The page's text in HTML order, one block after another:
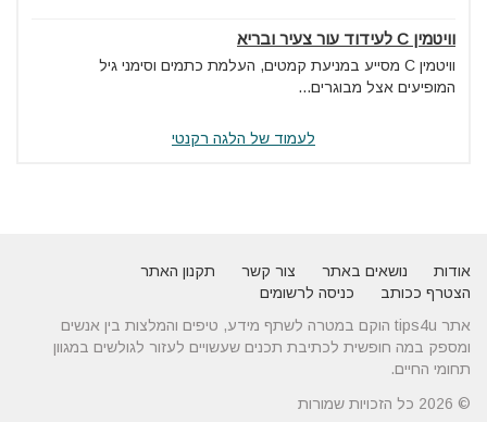
וויטמין C לעידוד עור צעיר ובריא
וויטמין C מסייע במניעת קמטים, העלמת כתמים וסימני גיל
המופיעים אצל מבוגרים...
לעמוד של הלגה רקנטי
אודות נושאים באתר צור קשר
תקנון האתר
הצטרף ככותב
כניסה לרשומים
אתר tips4u הוקם במטרה לשתף מידע, טיפים והמלצות בין אנשים
ומספק במה חופשית לכתיבת תכנים שעשויים לעזור לגולשים במגוון
תחומי החיים.
© 2026 כל הזכויות שמורות